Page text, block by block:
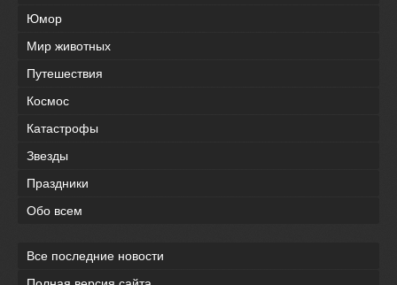
Юмор
Мир животных
Путешествия
Космос
Катастрофы
Звезды
Праздники
Обо всем
Все последние новости